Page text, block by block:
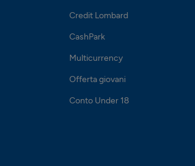
Credit Lombard
CashPark
Multicurrency
Offerta giovani
Conto Under 18